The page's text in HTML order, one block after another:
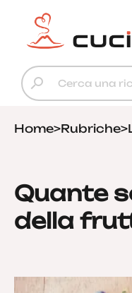
Home>Rubriche>
Quante
della